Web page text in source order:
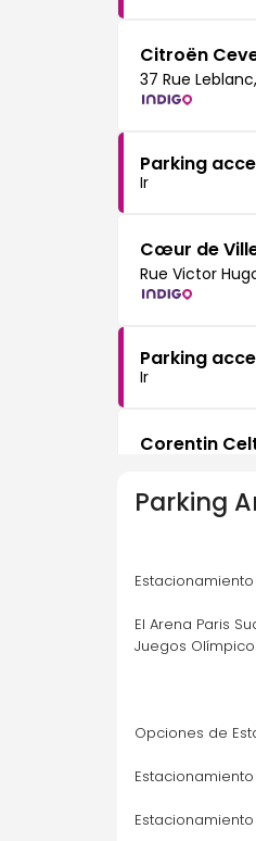
Citroën
37 Rue
Parking
Ir
Cœur de
Rue Victor
Parking
Ir
Corentin
Ir
Hôtel de Ville
Parking
Parking
El Arena Paris
Juegos
Opciones de